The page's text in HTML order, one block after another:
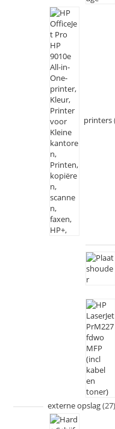
printers
externe opslag 27